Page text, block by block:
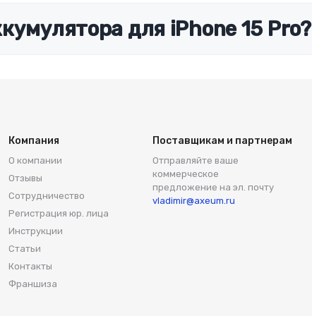
для iPhone 15 Pro?
Компания
О компании
Отзывы
Сотрудничество
Регистрация юр. лица
Инструкции
Статьи
Контакты
Франшиза
Поставщикам и партнерам
Отправляйте ваше
коммерческое
предложение на эл. почту
vladimir@axeum.ru